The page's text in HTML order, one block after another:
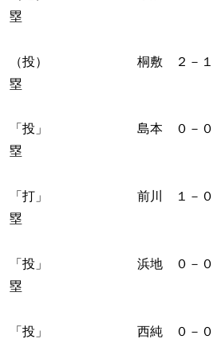
塁
（投） 桐敷 ２－１ ０
塁
「投」 島本 ０－０ ０
塁
「打」 前川 １－０ ０
塁
「投」 浜地 ０－０ ０
塁
「投」 西純 ０－０ ０